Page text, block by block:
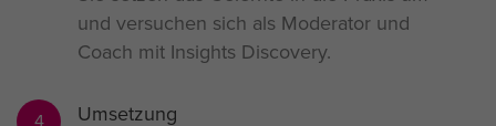
und versuchen sich als Moderator und
Coach mit Insights Discovery.
4
Umsetzung